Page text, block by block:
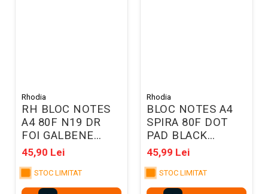
Rhodia
RH BLOC NOTES
A4 80F N19 DR
FOI GALBENE
RHODIA 119660C
45,90 Lei
STOC LIMITAT
Rhodia
BLOC NOTES A4
SPIRA 80F DOT
PAD BLACK
RHODIA 185039C
45,99 Lei
STOC LIMITAT